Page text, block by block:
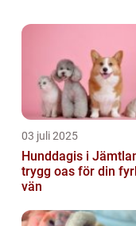
03 juli 2025
Hunddagis i
trygg oas för din
vän